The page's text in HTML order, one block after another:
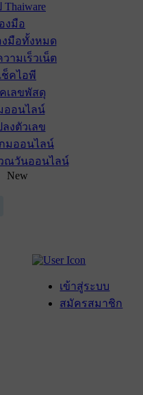
งมือ
งมือทั้งหมด
ามเร็วเน็ต
ช็คไอพี
เลขพัสดุ
ออนไลน์
ลงตัวเลข
มออนไลน์
ณวันออนไลน์
New
เข้าสู่ระบบ
สมัครสมาชิก